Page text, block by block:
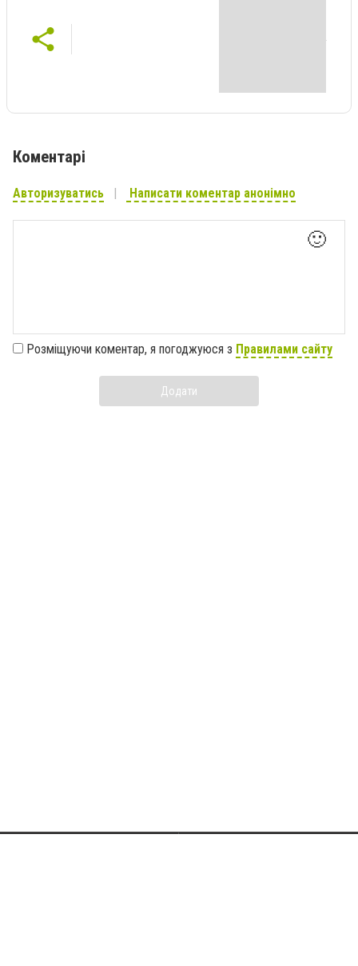
Коментарі
Авторизуватись Написати коментар анонімно
🙂
Розміщуючи коментар, я погоджуюся з Правилами сайту
Додати